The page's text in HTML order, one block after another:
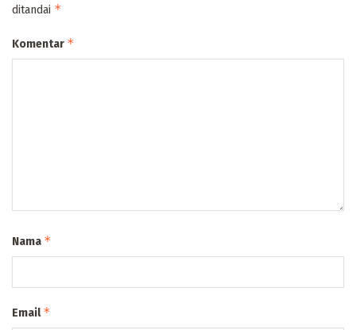
ditandai *
Komentar *
Nama *
Email*